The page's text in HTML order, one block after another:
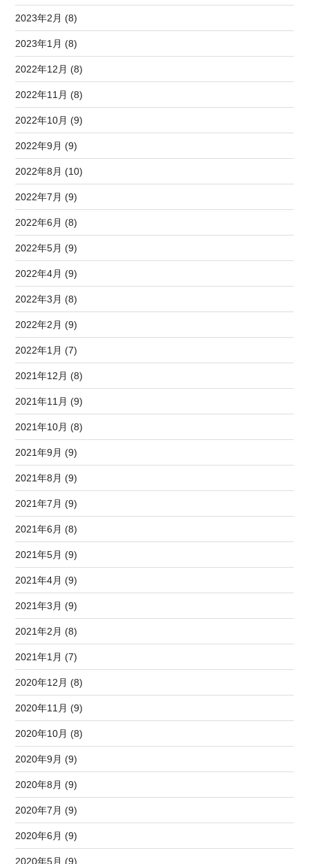
2023年2月 (8)
2023年1月 (8)
2022年12月 (8)
2022年11月 (8)
2022年10月 (9)
2022年9月 (9)
2022年8月 (10)
2022年7月 (9)
2022年6月 (8)
2022年5月 (9)
2022年4月 (9)
2022年3月 (8)
2022年2月 (9)
2022年1月 (7)
2021年12月 (8)
2021年11月 (9)
2021年10月 (8)
2021年9月 (9)
2021年8月 (9)
2021年7月 (9)
2021年6月 (8)
2021年5月 (9)
2021年4月 (9)
2021年3月 (9)
2021年2月 (8)
2021年1月 (7)
2020年12月 (8)
2020年11月 (9)
2020年10月 (8)
2020年9月 (9)
2020年8月 (9)
2020年7月 (9)
2020年6月 (9)
2020年5月 (9)